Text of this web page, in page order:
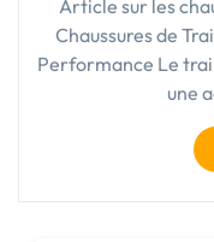
Article sur les
Chaussures de
Performance Le
une